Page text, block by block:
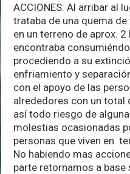
ACCIONES: Al arribar al
trataba de una quema
en un terreno de aprox.
encontraba
procediendo a su
enfriamiento y
con el apoyo de las
alrededores con un total
así todo riesgo de
molestias ocasionadas
personas que viven en
No habiendo mas
parte retornamos a base